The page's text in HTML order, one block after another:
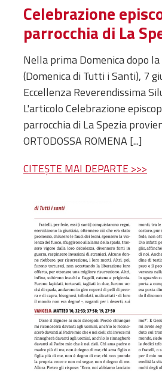
Celebrazione
parrocchia di La
Nella prima Domenica dopo
(Domenica di Tutti i Santi), 7
Eccellenza Reverendissima
L'articolo Celebrazione
parrocchia di La Spezia
ORTODOSSA ROMENA [...]
CITEȘTE MAI DEPARTE >>>